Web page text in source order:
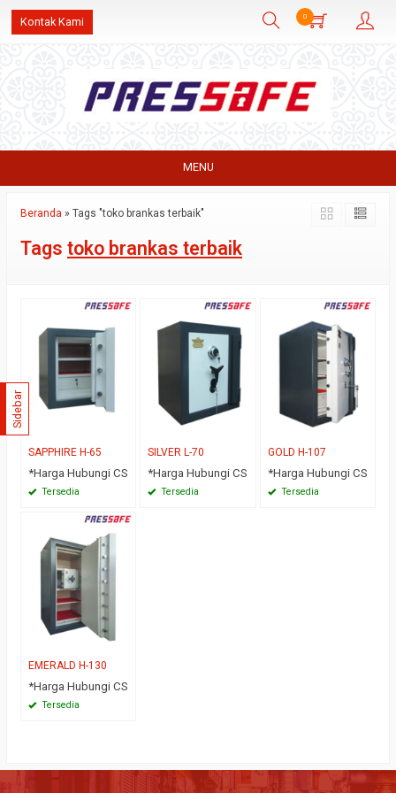
Kontak Kami 0
MENU
Beranda » Tags "toko brankas terbaik"
Tags toko brankas terbaik
SAPPHIRE H-65
*Harga Hubungi CS
Tersedia
SILVER L-70
*Harga Hubungi CS
Tersedia
GOLD H-107
*Harga Hubungi CS
Tersedia
EMERALD H-130
*Harga Hubungi CS
Tersedia
Sidebar